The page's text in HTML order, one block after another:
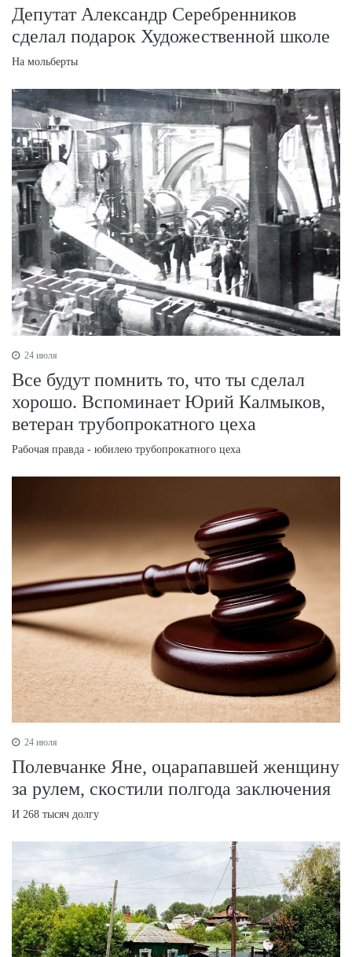
Депутат Александр Серебренников
сделал подарок Художественной школе
На мольберты
24 июля
Все будут помнить то, что ты сделал
хорошо. Вспоминает Юрий Калмыков,
ветеран трубопрокатного цеха
Рабочая правда - юбилею трубопрокатного цеха
24 июля
Полевчанке Яне, оцарапавшей женщину
за рулем, скостили полгода заключения
И 268 тысяч долгу